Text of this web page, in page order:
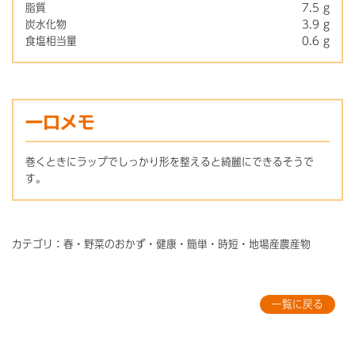
脂質
7.5 g
炭水化物
3.9 g
食塩相当量
0.6 g
一口メモ
巻くときにラップでしっかり形を整えると綺麗にできるそうで
す。
カテゴリ：春・野菜のおかず・健康・簡単・時短・地場産農産物
一覧に戻る